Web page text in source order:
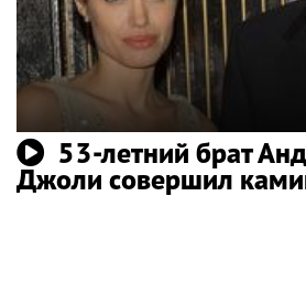
53-летний брат
Джоли совершил